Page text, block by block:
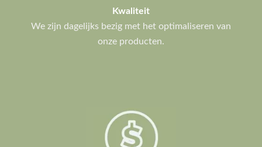
We zijn dagelijks bezig met het optimaliseren van
onze producten.